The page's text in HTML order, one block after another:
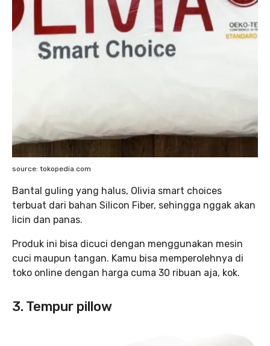
source: tokopedia.com
Bantal guling yang halus, Olivia smart choices
terbuat dari bahan Silicon Fiber, sehingga nggak akan
licin dan panas.
Produk ini bisa dicuci dengan menggunakan mesin
cuci maupun tangan. Kamu bisa memperolehnya di
toko online dengan harga cuma 30 ribuan aja, kok.
3. Tempur pillow